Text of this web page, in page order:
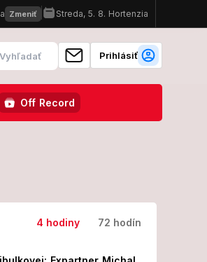
zložky Slovenskí policajti majú
Prihlásiť
Off Record
4 hodiny 72 hodín